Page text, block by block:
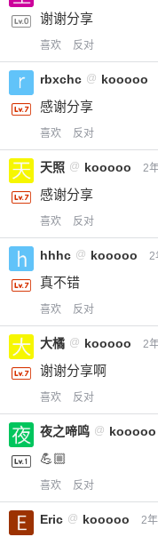
谢谢分享
喜欢 反对
rbxchc @ kooooo
感谢分享
喜欢 反对
天照 @ kooooo 2
感谢分享
喜欢 反对
hhhc @ kooooo 2
真不错
喜欢 反对
大橘 @ kooooo 2
谢谢分享啊
喜欢 反对
夜之啼鸣 @ kooooo
💪🏼
喜欢 反对
Eric @ kooooo 2